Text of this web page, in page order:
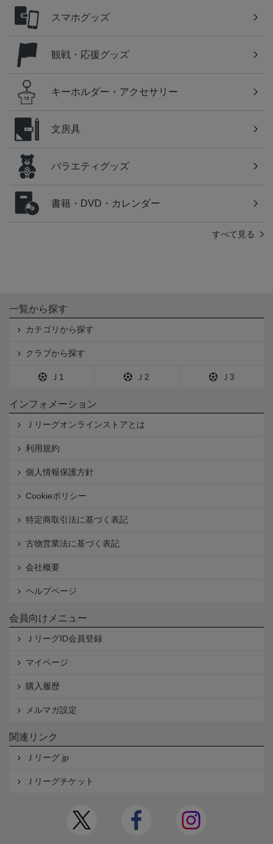
スマホグッズ
観戦・応援グッズ
キーホルダー・アクセサリー
文房具
バラエティグッズ
書籍・DVD・カレンダー
すべて見る
一覧から探す
カテゴリから探す
クラブから探す
Ｊ1 Ｊ2 Ｊ3
インフォメーション
Ｊリーグオンラインストアとは
利用規約
個人情報保護方針
Cookieポリシー
特定商取引法に基づく表記
古物営業法に基づく表記
会社概要
ヘルプページ
会員向けメニュー
ＪリーグID会員登録
マイページ
購入履歴
メルマガ設定
関連リンク
Ｊリーグ.jp
Ｊリーグチケット